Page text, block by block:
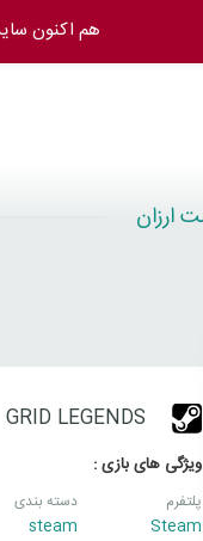
GRID LEGENDS
ویژگی های بازی :
پلتفرم
Steam
دسته بندی
steam
هم اکنون